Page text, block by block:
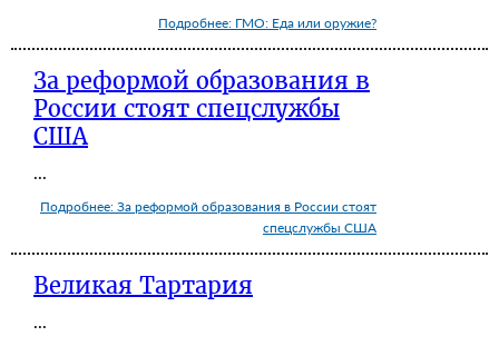
Подробнее: ГМО: Еда или оружие?
За реформой образования в
России стоят спецслужбы
США
...
Подробнее: За реформой образования в России стоят
спецслужбы США
Великая Тартария
...